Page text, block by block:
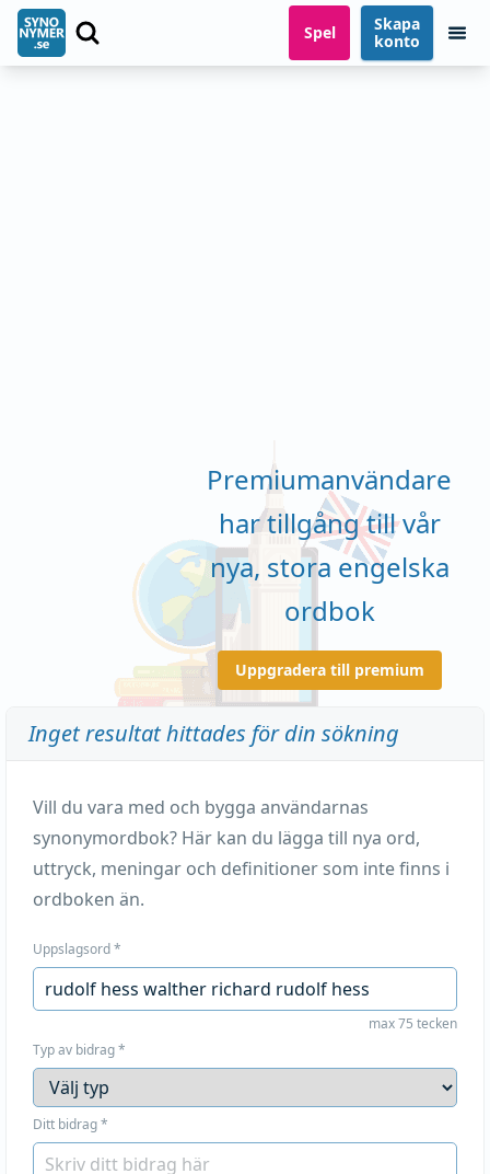
Spel
Skapa
konto
Premiumanvändare
har tillgång till vår
nya, stora engelska
ordbok
Uppgradera till premium
Inget resultat hittades för din sökning
Vill du vara med och bygga användarnas
synonymordbok? Här kan du lägga till nya ord,
uttryck, meningar och definitioner som inte finns i
ordboken än.
Uppslagsord*
max 75 tecken
Typ av bidrag*
Ditt bidrag*